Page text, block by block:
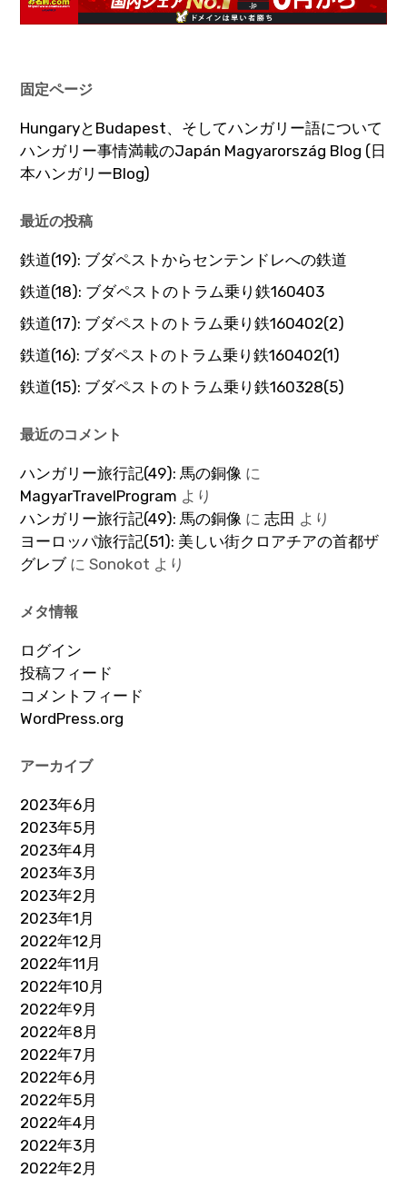
固定ページ
HungaryとBudapest、そしてハンガリー語について
ハンガリー事情満載のJapán Magyarország Blog (日
本ハンガリーBlog)
最近の投稿
鉄道(19): ブダペストからセンテンドレへの鉄道
鉄道(18): ブダペストのトラム乗り鉄160403
鉄道(17): ブダペストのトラム乗り鉄160402(2)
鉄道(16): ブダペストのトラム乗り鉄160402(1)
鉄道(15): ブダペストのトラム乗り鉄160328(5)
最近のコメント
ハンガリー旅行記(49): 馬の銅像 に
MagyarTravelProgram より
ハンガリー旅行記(49): 馬の銅像 に志田 より
ヨーロッパ旅行記(51): 美しい街クロアチアの首都ザ
グレブにSonokot より
メタ情報
ログイン
投稿フィード
コメントフィード
WordPress.org
アーカイブ
2023年6月
2023年5月
2023年4月
2023年3月
2023年2月
2023年1月
2022年12月
2022年11月
2022年10月
2022年9月
2022年8月
2022年7月
2022年6月
2022年5月
2022年4月
2022年3月
2022年2月